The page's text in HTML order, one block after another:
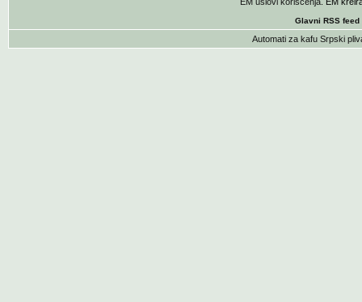
Glavni RSS feed
Automati za kafu Srpski